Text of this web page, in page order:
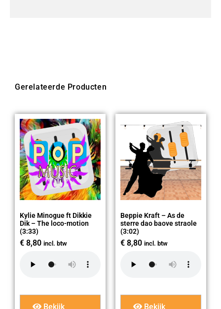
Gerelateerde Producten
Kylie Minogue ft Dikkie
Dik – The loco-motion
(3:33)
€ 8,80 incl. btw
Bekijk
Beppie Kraft – As de
sterre dao baove straole
(3:02)
€ 8,80 incl. btw
Bekijk